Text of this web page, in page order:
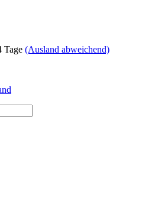
Tage (Ausland abweichend)